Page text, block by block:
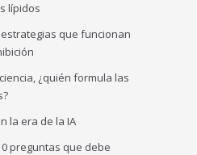
lípidos
que funcionan
¿quién formula las
la era de la IA
preguntas que debe